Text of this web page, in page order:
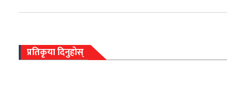
प्रतिकृया दिनुहोस्